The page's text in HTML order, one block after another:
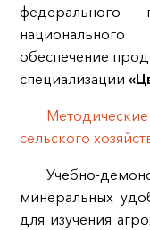
федерального
обеспечение
специализации
сельского
минеральных
для изучения